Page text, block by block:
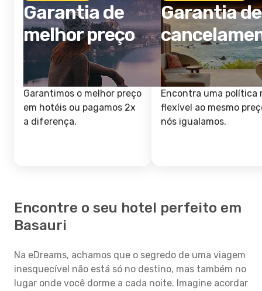
Garantia de
melhor preço
Garantimos o melhor preço
em hotéis ou pagamos 2x
a diferença.
Garantia de
Encontra uma política
flexível ao mesmo
nós igualamos.
Encontre o seu hotel perfeito em
Basauri
Na eDreams, achamos que o segredo de uma viagem
inesquecível não está só no destino, mas também no
lugar onde você dorme a cada noite. Imagine acordar